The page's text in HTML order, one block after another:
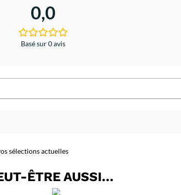
0,0
Basé sur 0 avis
sélections actuelles
ÊTRE AUSSI…